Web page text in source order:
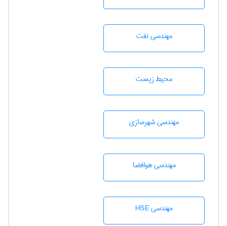
مهندسی نفت
محيط زيست
مهندسی شهرسازی
مهندسی هوافضا
مهندسی HSE